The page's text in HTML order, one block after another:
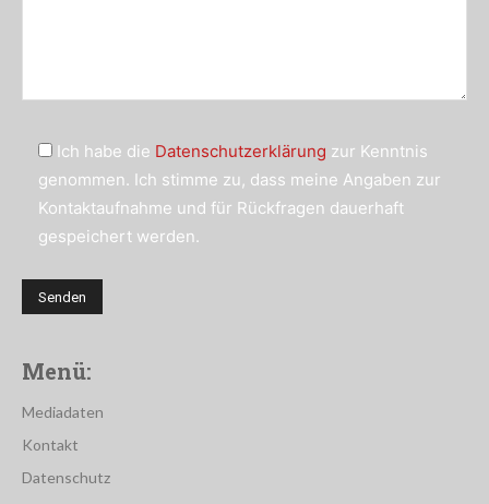
Ich habe die Datenschutzerklärung zur Kenntnis
genommen. Ich stimme zu, dass meine Angaben zur
Kontaktaufnahme und für Rückfragen dauerhaft
gespeichert werden.
Menü:
Mediadaten
Kontakt
Datenschutz